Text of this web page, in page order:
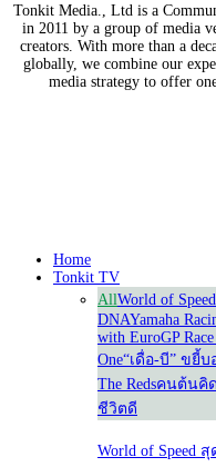
Tonkit Media., Ltd is a
in 2011 by a group of media
creators. With more than a
globally, we combine our
media strategy to offer
Home
Tonkit TV
AllWorld of
DNAYamaha
with EuroGP
One“เดื่อ-บี” ขยี้บ
The Redsคนต้นคิด
ชีวิตดี
World of Speed